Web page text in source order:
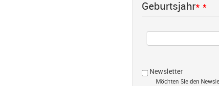
Geburtsjahr* *
Newsletter
Möchten Sie den